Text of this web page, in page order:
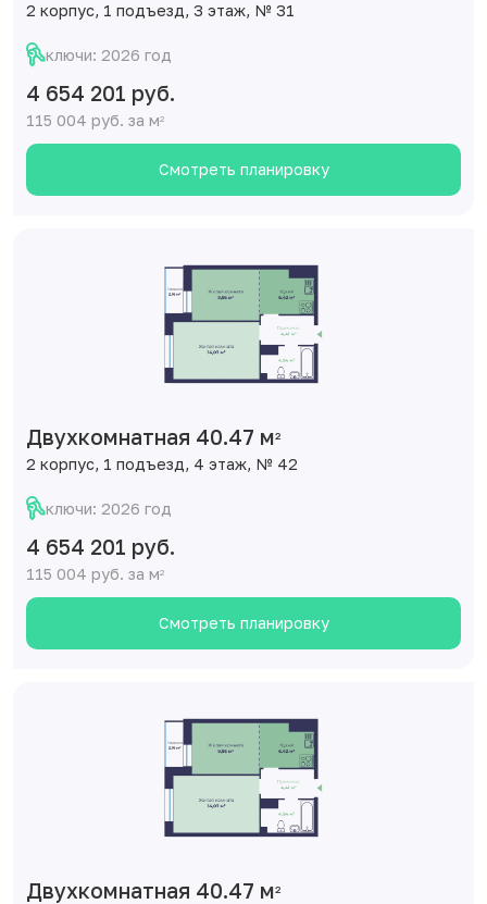
2 корпус, 1 подъезд, 3 этаж, № 31
ключи: 2026 год
4 654 201 руб.
115 004 руб. за м2
Смотреть планировку
Двухкомнатная 40.47 м2
2 корпус, 1 подъезд, 4 этаж, № 42
ключи: 2026 год
4 654 201 руб.
115 004 руб. за м2
Смотреть планировку
Двухкомнатная 40.47 м2